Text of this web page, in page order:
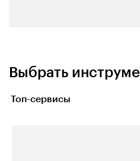
Выбрать
Топ-сервисы